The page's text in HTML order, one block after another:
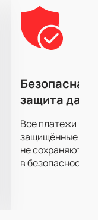
вот то, что вас
является
состава.
слаженно
спектакль
удобную
быстро, легко
головной
у нас все под
Безопасная
защита
Все платежи
защищённые
не сохраняются
в безопасности.